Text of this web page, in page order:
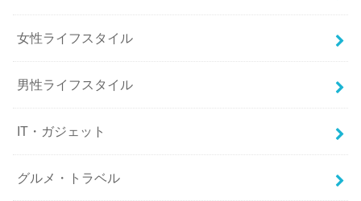
女性ライフスタイル
男性ライフスタイル
IT・ガジェット
グルメ・トラベル